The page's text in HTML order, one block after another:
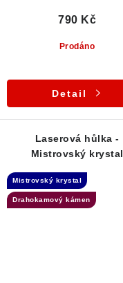
Prodáno
790 Kč
Detail
Laserová hůlka -
Mistrovský krystal
křišťálu - přívěsek
Mistrovský krystal
Drahokamový kámen